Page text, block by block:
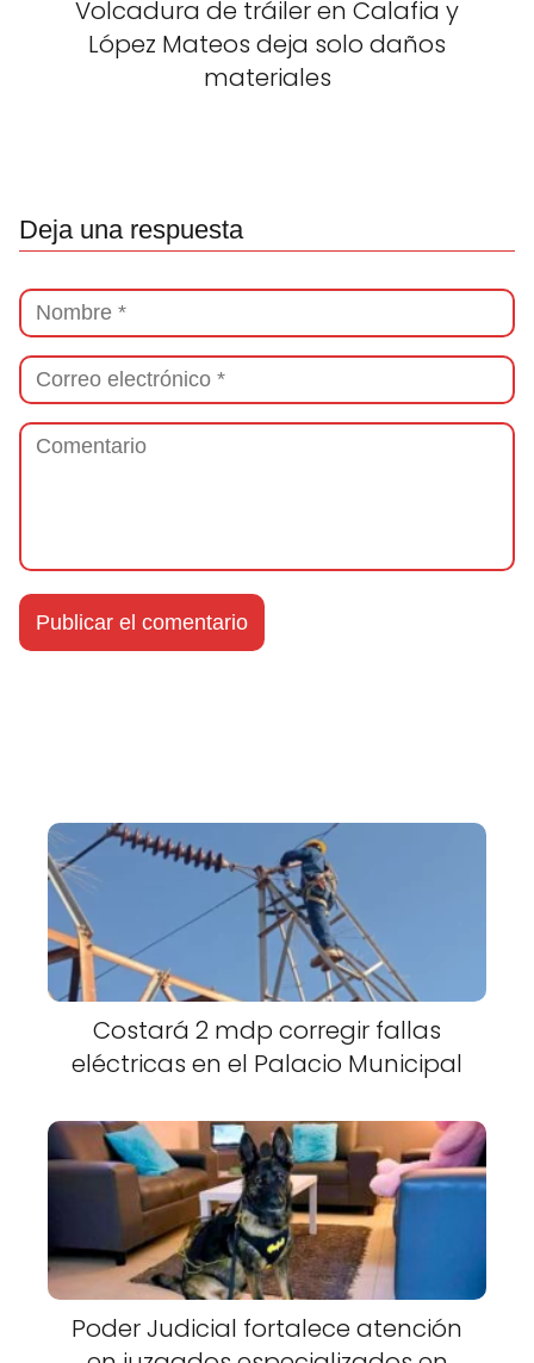
Volcadura de tráiler en Calafia y
López Mateos deja solo daños
materiales
Deja una respuesta
Costará 2 mdp corregir fallas
eléctricas en el Palacio Municipal
Poder Judicial fortalece atención